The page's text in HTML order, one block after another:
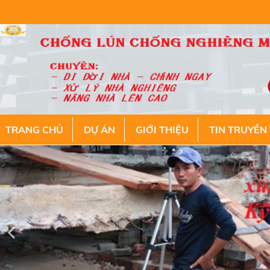
TRANG CHỦ DỰ ÁN GIỚI THIỆU TIN